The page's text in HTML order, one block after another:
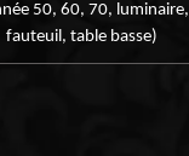
50, 60, 70,
fauteuil, table basse)